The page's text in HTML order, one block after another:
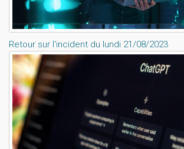
Retour sur l'incident du lundi 21/08/2023